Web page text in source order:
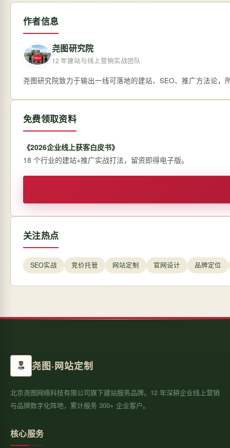
作者信息
尧图研究院
12 年建站与线上营销实战团队
尧图研究院致力于输出一线可落地的建站、SEO、推广方法论，
免费领取资料
《2026企业线上获客白皮书》
18 个行业的建站+推广实战打法，留资即得电子版。
关注热点
SEO实战 竞价托管 网站定制 官网设计 品牌定位
尧图·网站定制
北京尧图网络科技有限公司旗下建站服务品牌。12 年深耕企业线上营销
与品牌数字化阵地，累计服务 300+ 企业客户。
核心服务